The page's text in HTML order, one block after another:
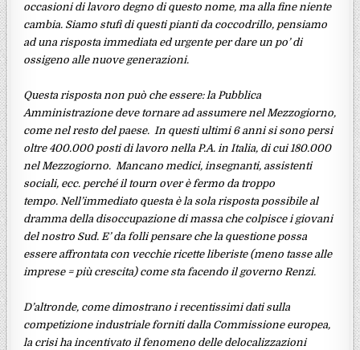
occasioni di lavoro degno di questo nome, ma alla fine niente
cambia. Siamo stufi di questi pianti da coccodrillo, pensiamo
ad una risposta immediata ed urgente per dare un po’ di
ossigeno alle nuove generazioni.
Questa risposta non può che essere: la Pubblica
Amministrazione deve tornare ad assumere nel Mezzogiorno,
come nel resto del paese. In questi ultimi 6 anni si sono persi
oltre 400.000 posti di lavoro nella P.A. in Italia, di cui 180.000
nel Mezzogiorno. Mancano medici, insegnanti, assistenti
sociali, ecc. perché il tourn over è fermo da troppo
tempo. Nell’immediato questa è la sola risposta possibile al
dramma della disoccupazione di massa che colpisce i giovani
del nostro Sud. E’ da folli pensare che la questione possa
essere affrontata con vecchie ricette liberiste (meno tasse alle
imprese = più crescita) come sta facendo il governo Renzi.
D’altronde, come dimostrano i recentissimi dati sulla
competizione industriale forniti dalla Commissione europea,
la crisi ha incentivato il fenomeno delle delocalizzazioni